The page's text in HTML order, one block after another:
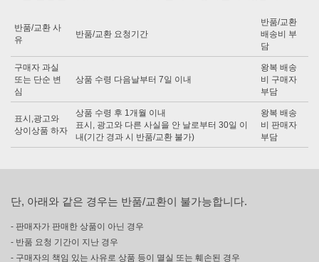
반품/교환 사
유
반품/교환 요청기간
반품/교환
배송비 부
담
구매자 과실
또는 단순 변
심
상품 수령 다음날부터 7일 이내
왕복 배송
비 구매자
부담
표시,광고와
상이상품 하자
상품 수령 후 1개월 이내
표시, 광고와 다른 사실을 안 날로부터 30일 이
내(기간 경과 시 반품/교환 불가)
왕복 배송
비 판매자
부담
단, 아래와 같은 경우는 반품/교환이 불가능합니다.
- 판매자가 판매한 상품이 아닌 경우
- 반품 요청 기간이 지난 경우
- 구매자의 책임 있는 사유로 상품 등이 멸실 또는 훼손된 경우